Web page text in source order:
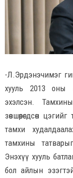
-Л.Эрдэнэчимэг
хууль 2013 оны
эхэлсэн. Тамхины
зөвшөөрөгдсөн
тамхи
тамхины
Энэхүү хууль
бол айлын